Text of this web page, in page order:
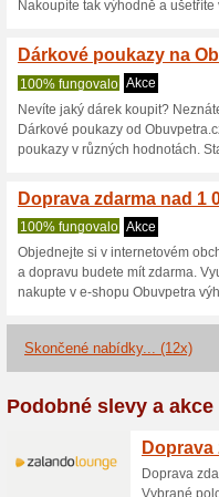
Sleva 5 %
opíšete
ušetříte v
15 %
Sleva 15
košíku
a ušetříte